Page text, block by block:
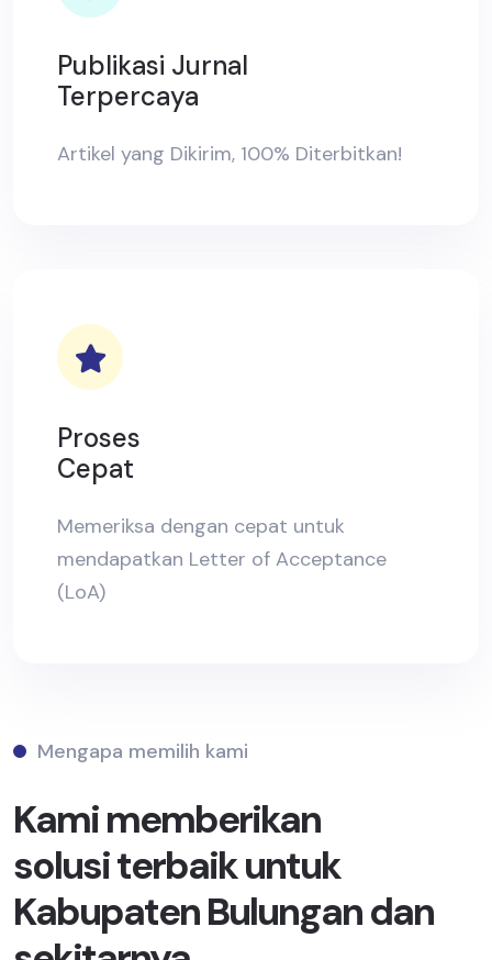
Publikasi Jurnal
Terpercaya
Artikel yang Dikirim, 100% Diterbitkan!
Proses
Cepat
Memeriksa dengan cepat untuk
mendapatkan Letter of Acceptance
(LoA)
Mengapa memilih kami
Kami memberikan
solusi terbaik untuk
Kabupaten Bulungan dan